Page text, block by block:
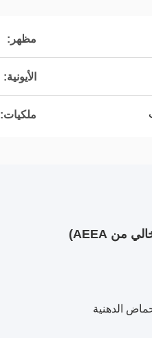
مظهر:
الأيونية:
ملكيات:
الدهنية